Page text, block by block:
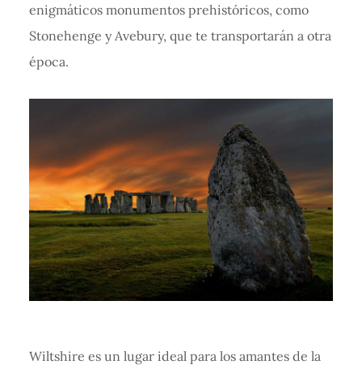
enigmáticos monumentos prehistóricos, como
Stonehenge y Avebury, que te transportarán a otra
época.
Wiltshire es un lugar ideal para los amantes de la